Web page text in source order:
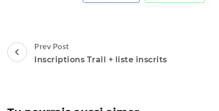
Post
Navigation
Prev Post
Inscriptions Trail + liste inscrits